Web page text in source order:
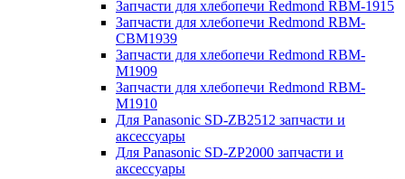
Запчасти для хлебопечи Redmond RBM-1915
Запчасти для хлебопечи Redmond RBM-
CBM1939
Запчасти для хлебопечи Redmond RBM-
M1909
Запчасти для хлебопечи Redmond RBM-
M1910
Для Panasonic SD-ZB2512 запчасти и
аксессуары
Для Panasonic SD-ZP2000 запчасти и
аксессуары